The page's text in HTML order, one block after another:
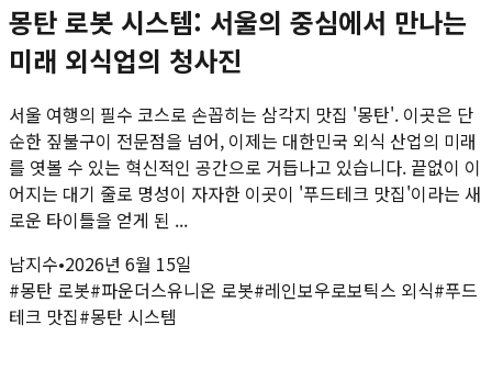
몽탄 로봇 시스템: 서울의 중심에서 만나는
미래 외식업의 청사진
서울 여행의 필수 코스로 손꼽히는 삼각지 맛집 '몽탄'. 이곳은 단
순한 짚불구이 전문점을 넘어, 이제는 대한민국 외식 산업의 미래
를 엿볼 수 있는 혁신적인 공간으로 거듭나고 있습니다. 끝없이 이
어지는 대기 줄로 명성이 자자한 이곳이 '푸드테크 맛집'이라는 새
로운 타이틀을 얻게 된 ...
남지수•2026년 6월 15일
#몽탄 로봇#파운더스유니온 로봇#레인보우로보틱스 외식#푸드
테크 맛집#몽탄 시스템